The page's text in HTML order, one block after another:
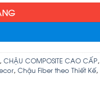
, CHẬU COMPOSITE CAO CẤP,
, Chậu Fiber theo Thiết Kế,